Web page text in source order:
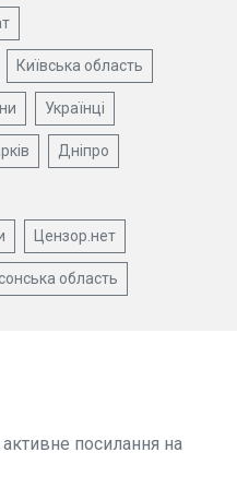
Київська область
Українці
Дніпро
Цензор.нет
область
посилання на